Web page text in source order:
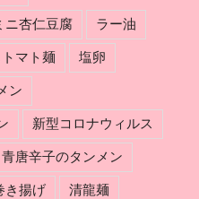
ニ杏仁豆腐 ラー油
マト麺 塩卵
ン
新型コロナウィルス
唐辛子のタンメン
き揚げ 清龍麺